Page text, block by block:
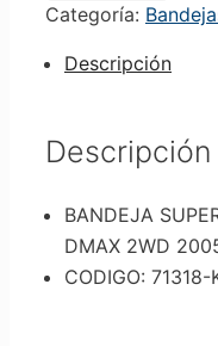
Categoría:
Descripción
Descripción
BANDEJA
DMAX 2WD
CODIGO: 71318-